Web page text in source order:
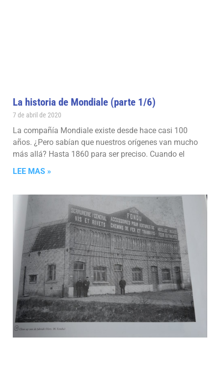
La historia de Mondiale (parte 1/6)
7 de abril de 2020
La compañía Mondiale existe desde hace casi 100
años. ¿Pero sabían que nuestros orígenes van mucho
más allá? Hasta 1860 para ser preciso. Cuando el
LEE MAS »